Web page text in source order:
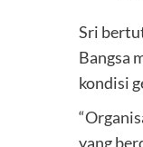
Sri
Bangsa
kondisi
yang